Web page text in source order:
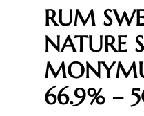
RUM
NATURE
66.9% –